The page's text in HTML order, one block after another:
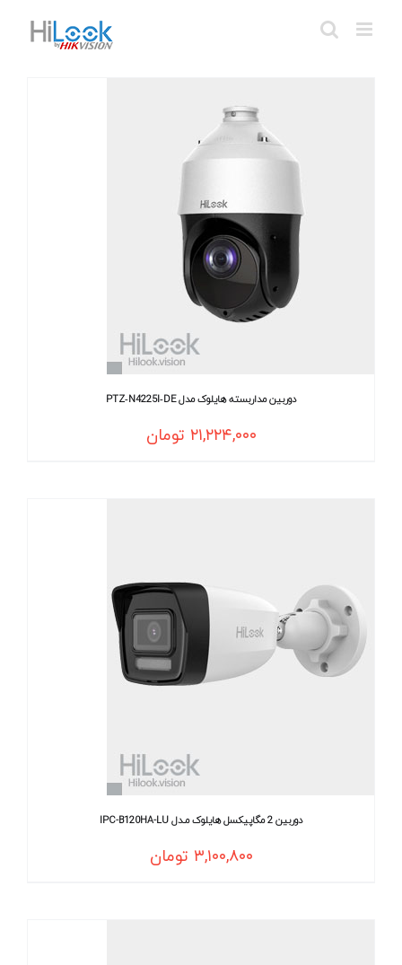
دوربین مداربسته هایلوک مدل PTZ‐N4225I‐DE
۲۱,۲۲۴,۰۰۰ تومان
دوربین 2 مگاپیکسل هایلوک مـدل IPC-B120HA-LU
۳,۱۰۰,۸۰۰ تومان